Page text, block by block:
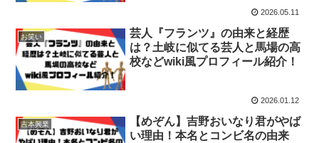
2026.05.11
お笑い
芸人『フランツ』の由来と経歴
は？土岐に似てる芸人と馬場の高
校などwiki風プロフィール紹介！
2026.01.12
吉本興業
【めぞん】吉野おいなり君がやば
い理由！本名とコンビ名の由来